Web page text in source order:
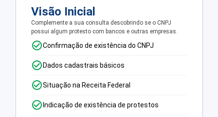
Visão Inicial
Complemente a sua consulta descobrindo se o CNPJ
possui algum protesto com bancos e outras empresas.
Confirmação de existência do CNPJ
Dados cadastrais básicos
Situação na Receita Federal
Indicação de existência de protestos